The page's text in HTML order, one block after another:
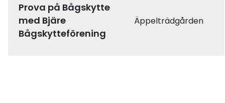
Prova på Bågskytte
med Bjäre
Bågskytteförening
Äppelträdgården